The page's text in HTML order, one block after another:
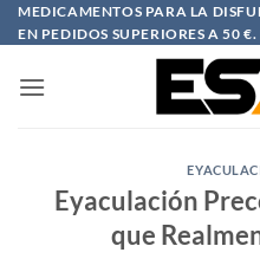
Saltar
al
MEDICAMENTOS PARA LA
EN PEDIDOS SUPERIORES A 50
Eyaculación
que